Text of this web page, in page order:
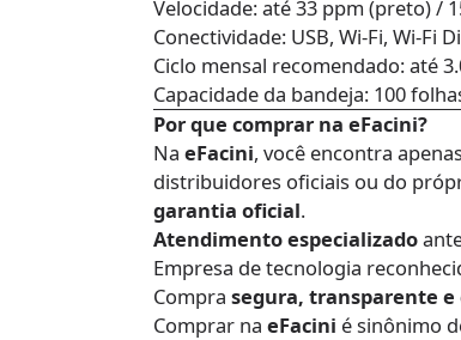
Velocidade: até 33 ppm (preto) /
Conectividade: USB, Wi-Fi, Wi-Fi
Ciclo mensal recomendado: até
Capacidade da bandeja: 100
Por que comprar na eFacini?
Na eFacini, você encontra
distribuidores oficiais ou do
garantia oficial.
Atendimento especializado
Empresa de tecnologia
Compra segura, transparente e
Comprar na eFacini é sinônimo